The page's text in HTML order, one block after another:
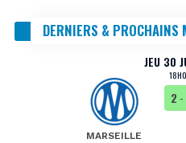
DERNIERS & PROCHAINS
JEU 30
MARSEILLE
2 -